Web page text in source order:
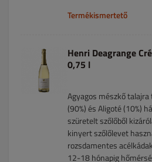
Termékismertető
Henri Deagrange
0,75 l
Agyagos mészkő
(90%) és Aligoté (10%)
szüretelt szőlőből
kinyert szőlőlevet
rozsdamentes
12-18 hónapig